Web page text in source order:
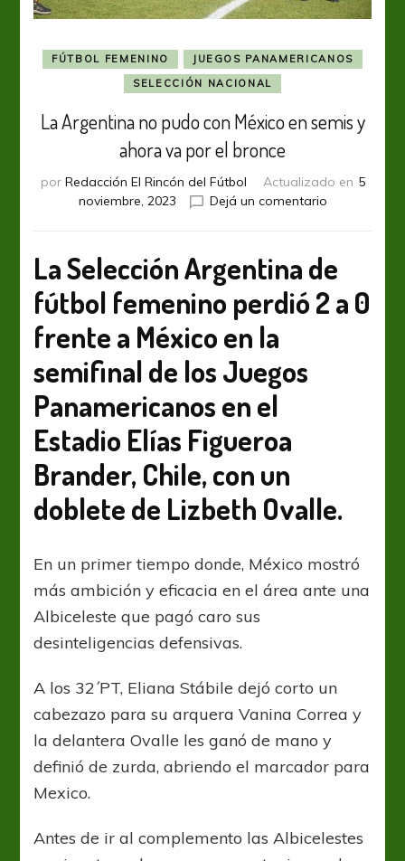
FÚTBOL FEMENINO
JUEGOS PANAMERICANOS
SELECCIÓN NACIONAL
La Argentina no pudo con México en semis y
ahora va por el bronce
por Redacción El Rincón del Fútbol Actualizado en 5
noviembre, 2023
Dejá un comentarioen
pudo
con
México
La Selección Argentina de
fútbol femenino perdió 2 a 0
frente a México en la
semifinal de los Juegos
Panamericanos en el
Estadio Elías Figueroa
Brander, Chile, con un
doblete de Lizbeth Ovalle.
En un primer tiempo donde, México mostró
más ambición y eficacia en el área ante una
Albiceleste que pagó caro sus
desinteligencias defensivas.
A los 32´PT, Eliana Stábile dejó corto un
cabezazo para su arquera Vanina Correa y
la delantera Ovalle les ganó de mano y
definió de zurda, abriendo el marcador para
Mexico.
Antes de ir al complemento las Albicelestes